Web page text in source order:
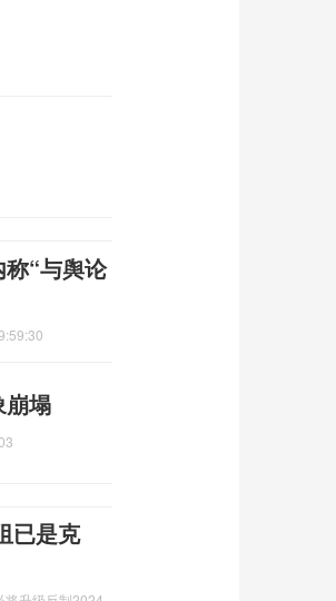
“与舆论
崩塌
已是克